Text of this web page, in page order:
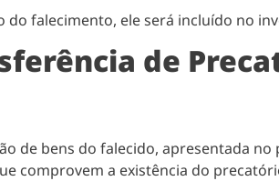
falecimento, ele será incluído no
de
de bens do falecido, apresentada
comprovem a existência do